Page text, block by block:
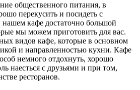
общественного питания, в
перекусить и посидеть с
кафе достаточно большой
мы можем приготовить для вас.
видов кафе, которые в основном
и направленностью кухни. Кафе
немного отдохнуть, хорошо
наесться с друзьями и при том,
ресторанов.